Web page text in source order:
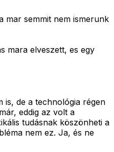
mar semmit nem ismerunk
mara elveszett, es egy
is, de a technológia régen
eddig az volt a
tudásnak köszönheti a
nem ez. Ja, és ne